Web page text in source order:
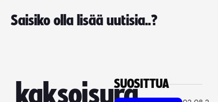
Saisiko olla lisää uutisia..?
kaksoisuraSUOSITTUA